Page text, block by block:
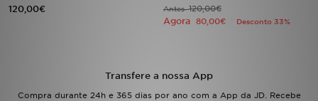
120,00€ Antes120,00€
Agora 80,00€ Desconto 33%
Transfere a nossa App
Compra durante 24h e 365 dias por ano com a App da JD. Recebe